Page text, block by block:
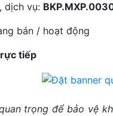
dịch vụ:
bán / hoạt động
tiếp
trọng để bảo vệ